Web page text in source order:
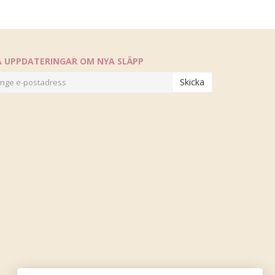
UPPDATERINGAR OM NYA SLÄPP
Skicka